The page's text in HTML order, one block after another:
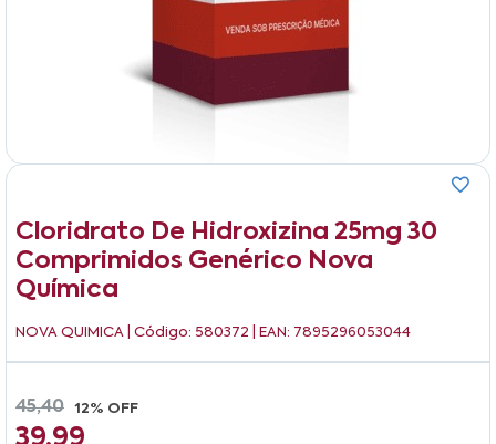
Cloridrato De Hidroxizina 25mg 30
Comprimidos Genérico Nova
Química
NOVA QUIMICA | Código: 580372 | EAN: 7895296053044
45,40 12% OFF
39,99